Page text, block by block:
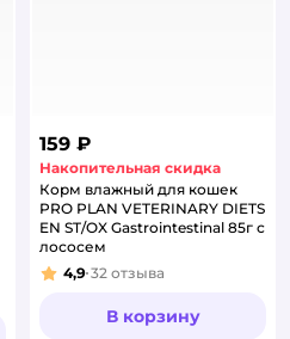
159 ₽
Накопительная скидка
Корм влажный для кошек
PRO PLAN VETERINARY DIETS
EN ST/OX Gastrointestinal 85г с
лососем
Рейтинг:
4,9 32 отзыва
В корзину